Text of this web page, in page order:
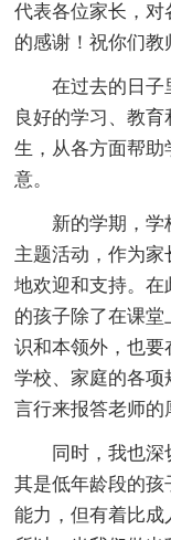
代表各位家长，
的感谢！祝你们教
在过去的日子
良好的学习、教
生，从各方面帮
意。
新的学期，学
主题活动，作为
地欢迎和支持。在
的孩子除了在课
识和本领外，也
学校、家庭的各
言行来报答老师的
同时，我也
其是低年龄段的
能力，但有着比成